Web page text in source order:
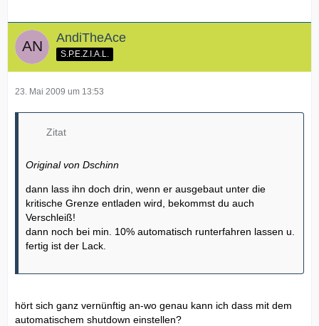
AndiTheAce
S.P.E.Z.I.A.L.
23. Mai 2009 um 13:53
Zitat
Original von Dschinn
dann lass ihn doch drin, wenn er ausgebaut unter die
kritische Grenze entladen wird, bekommst du auch
Verschleiß!
dann noch bei min. 10% automatisch runterfahren lassen u.
fertig ist der Lack.
hört sich ganz vernünftig an-wo genau kann ich dass mit dem
automatischem shutdown einstellen?